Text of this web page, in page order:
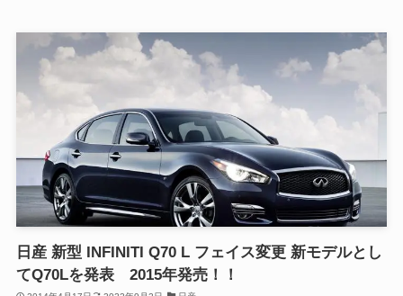
日産 新型 INFINITI Q70 L フェイス変更 新モデルとし
てQ70Lを発表 2015年発売！！